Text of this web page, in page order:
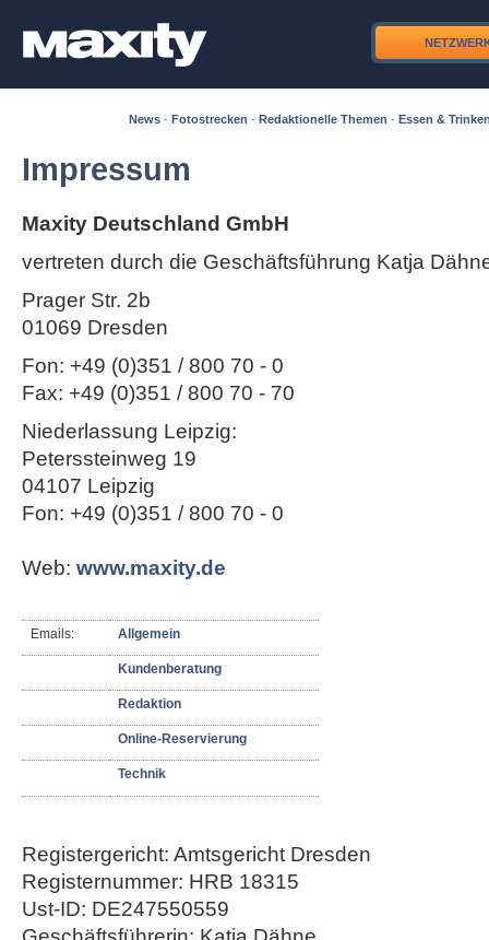
News · Fotostrecken · Redaktionelle Themen · Essen &
Impressum
Maxity Deutschland GmbH
vertreten durch die Geschäftsführung Katja
Prager Str. 2b
01069 Dresden
Fon: +49 (0)351 / 800 70 - 0
Fax: +49 (0)351 / 800 70 - 70
Niederlassung Leipzig:
Peterssteinweg 19
04107 Leipzig
Fon: +49 (0)351 / 800 70 - 0
Web: www.maxity.de
Emails: Allgemein
Kundenberatung
Redaktion
Online-Reservierung
Technik
Registergericht: Amtsgericht Dresden
Registernummer: HRB 18315
Ust-ID: DE247550559